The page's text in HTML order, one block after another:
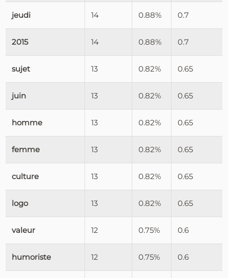
jeudi 14 0.88% 0.7
2015 14 0.88% 0.7
sujet 13 0.82% 0.65
juin 13 0.82% 0.65
homme 13 0.82% 0.65
femme 13 0.82% 0.65
culture 13 0.82% 0.65
logo 13 0.82% 0.65
valeur 12 0.75% 0.6
humoriste 12 0.75% 0.6